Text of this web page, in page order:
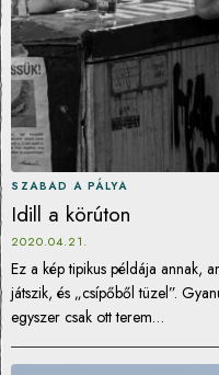
SZABAD A PÁLYA
Idill a körúton
2020.04.21.
Ez a kép tipikus példája annak,
játszik, és „csípőből tüzel”.
egyszer csak ott terem…